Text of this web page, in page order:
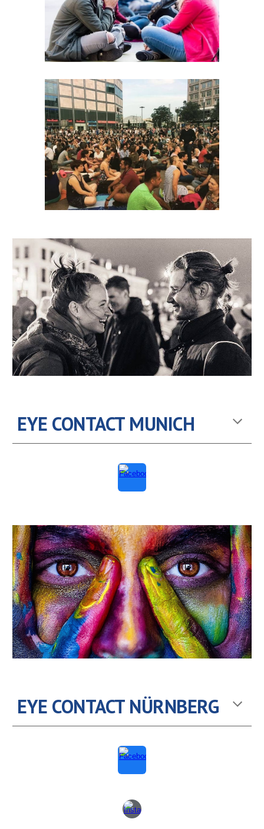
EYE CONTACT MUNICH
EYE CONTACT NÜRNBERG